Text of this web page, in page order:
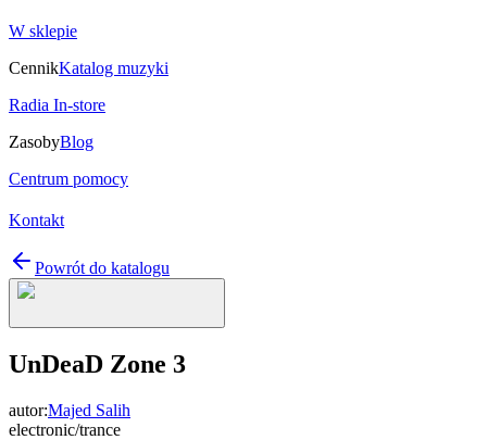
W sklepie
CennikKatalog muzyki
Radia In-store
ZasobyBlog
Centrum pomocy
Kontakt
Powrót do katalogu
UnDeaD Zone 3
autor:Majed Salih
electronic/trance